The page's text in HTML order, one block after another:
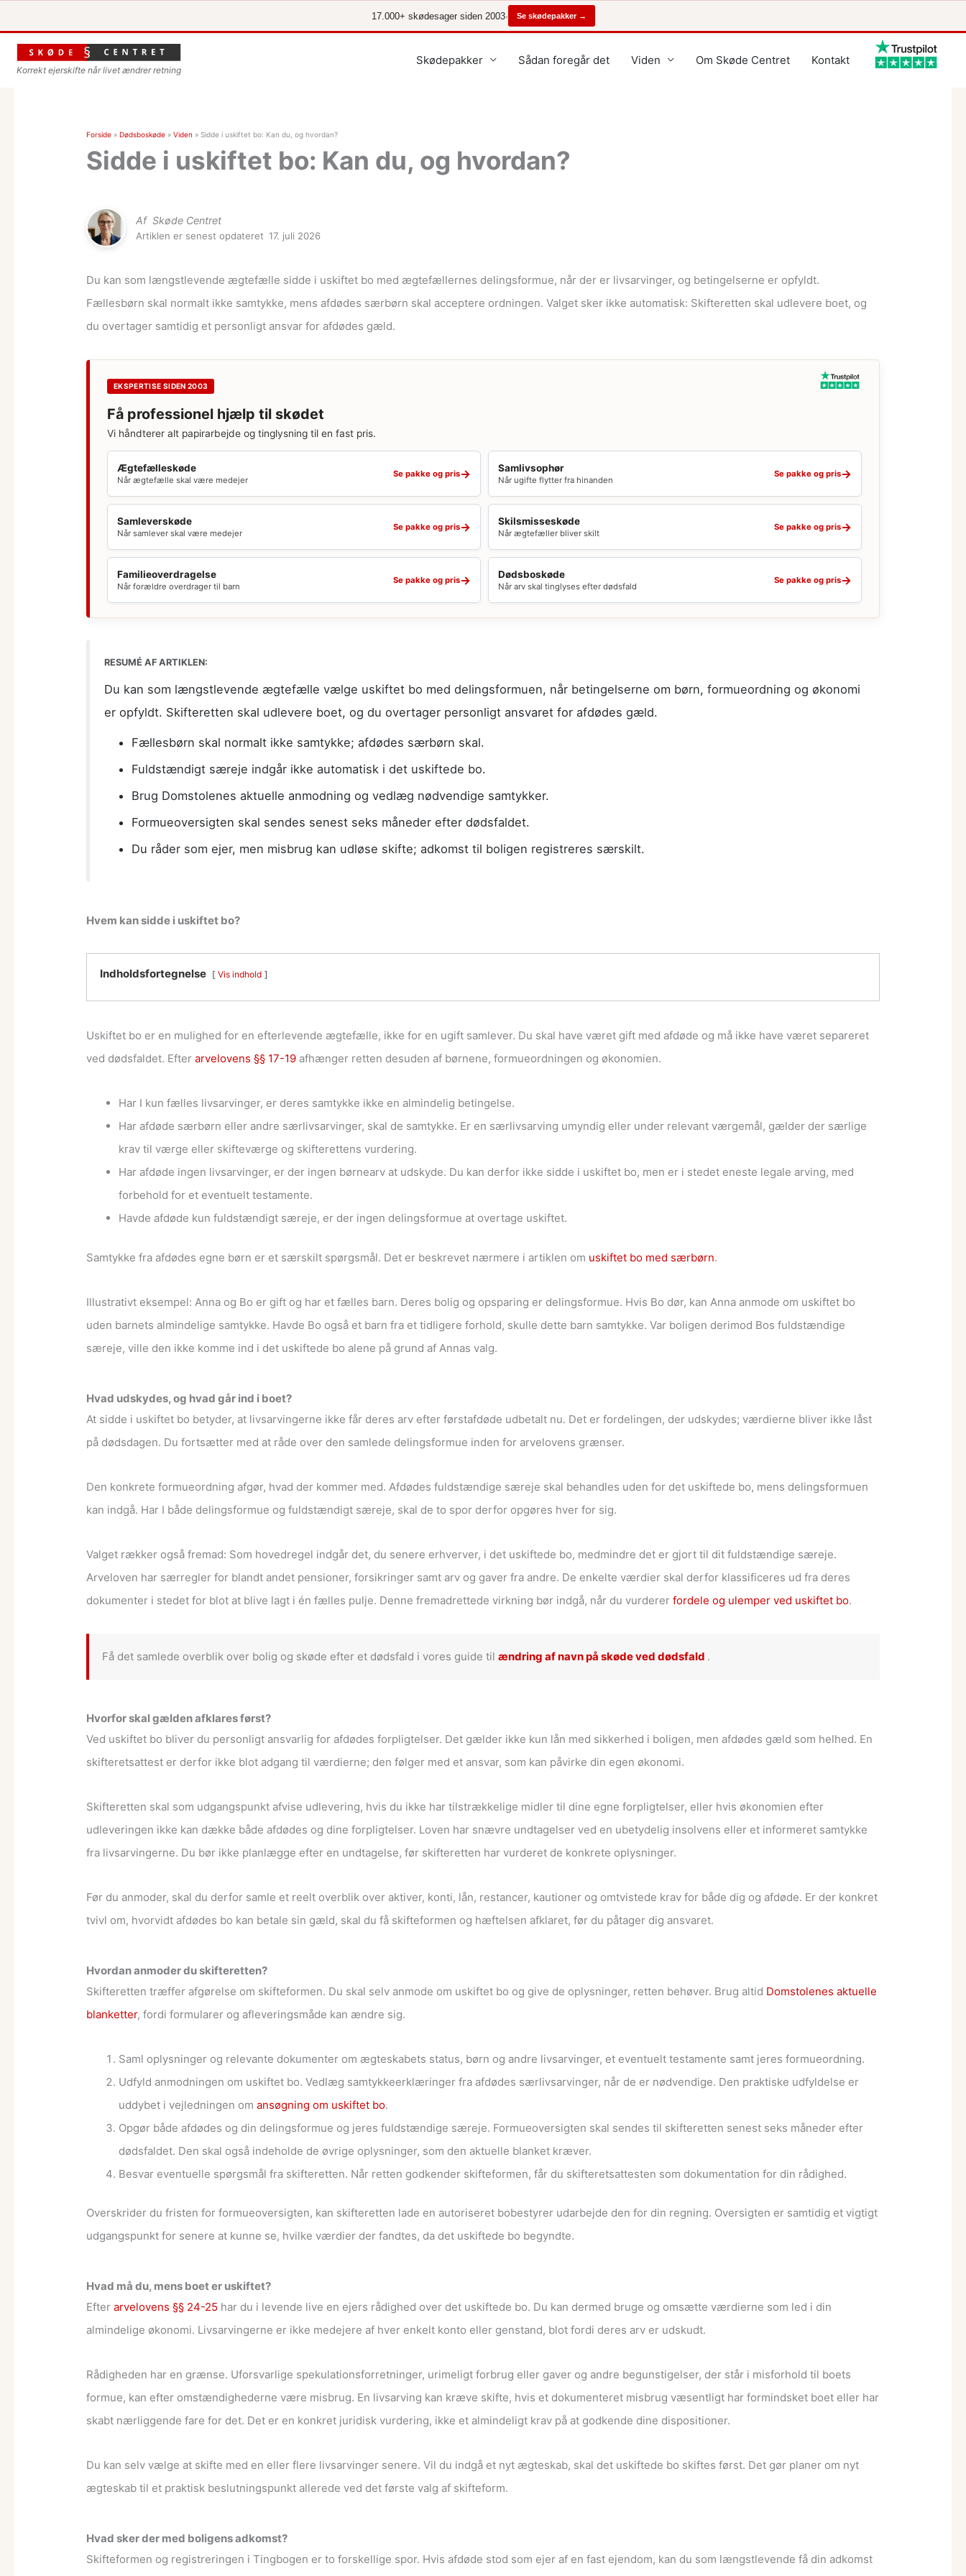
17.000+ skødesager siden 2003· Se skødepakker →
Korrekt ejerskifte når livet ændrer retning
Skødepakker Sådan foregår det Viden Om Skøde Centret Kontakt
Forside »Dødsboskøde »Viden »Sidde i uskiftet bo: Kan du, og hvordan?
Sidde i uskiftet bo: Kan du, og hvordan?
Af Skøde Centret
Artiklen er senest opdateret 17. juli 2026
Du kan som længstlevende ægtefælle sidde i uskiftet bo med ægtefællernes delingsformue, når der er livsarvinger, og betingelserne er opfyldt.
Fællesbørn skal normalt ikke samtykke, mens afdødes særbørn skal acceptere ordningen. Valget sker ikke automatisk: Skifteretten skal udlevere boet, og
du overtager samtidig et personligt ansvar for afdødes gæld.
EKSPERTISE SIDEN 2003
Få professionel hjælp til skødet
Vi håndterer alt papirarbejde og tinglysning til en fast pris.
Ægtefælleskøde
Når ægtefælle skal være medejer
Se pakke og pris→ Samlivsophør
Når ugifte flytter fra hinanden
Se pakke og pris→
Samleverskøde
Når samlever skal være medejer
Se pakke og pris→ Skilsmisseskøde
Når ægtefæller bliver skilt
Se pakke og pris→
Familieoverdragelse
Når forældre overdrager til barn
Se pakke og pris→ Dødsboskøde
Når arv skal tinglyses efter dødsfald
Se pakke og pris→
RESUMÉ AF ARTIKLEN:
Du kan som længstlevende ægtefælle vælge uskiftet bo med delingsformuen, når betingelserne om børn, formueordning og økonomi
er opfyldt. Skifteretten skal udlevere boet, og du overtager personligt ansvaret for afdødes gæld.
Fællesbørn skal normalt ikke samtykke; afdødes særbørn skal.
Fuldstændigt særeje indgår ikke automatisk i det uskiftede bo.
Brug Domstolenes aktuelle anmodning og vedlæg nødvendige samtykker.
Formueoversigten skal sendes senest seks måneder efter dødsfaldet.
Du råder som ejer, men misbrug kan udløse skifte; adkomst til boligen registreres særskilt.
Hvem kan sidde i uskiftet bo?
Indholdsfortegnelse Vis indhold
Uskiftet bo er en mulighed for en efterlevende ægtefælle, ikke for en ugift samlever. Du skal have været gift med afdøde og må ikke have været separeret
ved dødsfaldet. Efterarvelovens §§ 17-19 afhænger retten desuden af børnene, formueordningen og økonomien.
Har I kun fælles livsarvinger, er deres samtykke ikke en almindelig betingelse.
Har afdøde særbørn eller andre særlivsarvinger, skal de samtykke. Er en særlivsarving umyndig eller under relevant værgemål, gælder der særlige
krav til værge eller skifteværge og skifterettens vurdering.
Har afdøde ingen livsarvinger, er der ingen børnearv at udskyde. Du kan derfor ikke sidde i uskiftet bo, men er i stedet eneste legale arving, med
forbehold for et eventuelt testamente.
Havde afdøde kun fuldstændigt særeje, er der ingen delingsformue at overtage uskiftet.
Samtykke fra afdødes egne børn er et særskilt spørgsmål. Det er beskrevet nærmere i artiklen om uskiftet bo med særbørn.
Illustrativt eksempel: Anna og Bo er gift og har et fælles barn. Deres bolig og opsparing er delingsformue. Hvis Bo dør, kan Anna anmode om uskiftet bo
uden barnets almindelige samtykke. Havde Bo også et barn fra et tidligere forhold, skulle dette barn samtykke. Var boligen derimod Bos fuldstændige
særeje, ville den ikke komme ind i det uskiftede bo alene på grund af Annas valg.
Hvad udskydes, og hvad går ind i boet?
At sidde i uskiftet bo betyder, at livsarvingerne ikke får deres arv efter førstafdøde udbetalt nu. Det er fordelingen, der udskydes; værdierne bliver ikke låst
på dødsdagen. Du fortsætter med at råde over den samlede delingsformue inden for arvelovens grænser.
Den konkrete formueordning afgør, hvad der kommer med. Afdødes fuldstændige særeje skal behandles uden for det uskiftede bo, mens delingsformuen
kan indgå. Har I både delingsformue og fuldstændigt særeje, skal de to spor derfor opgøres hver for sig.
Valget rækker også fremad: Som hovedregel indgår det, du senere erhverver, i det uskiftede bo, medmindre det er gjort til dit fuldstændige særeje.
Arveloven har særregler for blandt andet pensioner, forsikringer samt arv og gaver fra andre. De enkelte værdier skal derfor klassificeres ud fra deres
dokumenter i stedet for blot at blive lagt i én fælles pulje. Denne fremadrettede virkning bør indgå, når du vurdererfordele og ulemper ved uskiftet bo.
Få det samlede overblik over bolig og skøde efter et dødsfald i vores guide tilændring af navn på skøde ved dødsfald .
Hvorfor skal gælden afklares først?
Ved uskiftet bo bliver du personligt ansvarlig for afdødes forpligtelser. Det gælder ikke kun lån med sikkerhed i boligen, men afdødes gæld som helhed. En
skifteretsattest er derfor ikke blot adgang til værdierne; den følger med et ansvar, som kan påvirke din egen økonomi.
Skifteretten skal som udgangspunkt afvise udlevering, hvis du ikke har tilstrækkelige midler til dine egne forpligtelser, eller hvis økonomien efter
udleveringen ikke kan dække både afdødes og dine forpligtelser. Loven har snævre undtagelser ved en ubetydelig insolvens eller et informeret samtykke
fra livsarvingerne. Du bør ikke planlægge efter en undtagelse, før skifteretten har vurderet de konkrete oplysninger.
Før du anmoder, skal du derfor samle et reelt overblik over aktiver, konti, lån, restancer, kautioner og omtvistede krav for både dig og afdøde. Er der konkret
tvivl om, hvorvidt afdødes bo kan betale sin gæld, skal du få skifteformen og hæftelsen afklaret, før du påtager dig ansvaret.
Hvordan anmoder du skifteretten?
Skifteretten træffer afgørelse om skifteformen. Du skal selv anmode om uskiftet bo og give de oplysninger, retten behøver. Brug altid Domstolenes aktuelle
blanketter, fordi formularer og afleveringsmåde kan ændre sig.
Saml oplysninger og relevante dokumenter om ægteskabets status, børn og andre livsarvinger, et eventuelt testamente samt jeres formueordning.
Udfyld anmodningen om uskiftet bo. Vedlæg samtykkeerklæringer fra afdødes særlivsarvinger, når de er nødvendige. Den praktiske udfyldelse er
uddybet i vejledningen omansøgning om uskiftet bo.
Opgør både afdødes og din delingsformue og jeres fuldstændige særeje. Formueoversigten skal sendes til skifteretten senest seks måneder efter
dødsfaldet. Den skal også indeholde de øvrige oplysninger, som den aktuelle blanket kræver.
Besvar eventuelle spørgsmål fra skifteretten. Når retten godkender skifteformen, får du skifteretsattesten som dokumentation for din rådighed.
Overskrider du fristen for formueoversigten, kan skifteretten lade en autoriseret bobestyrer udarbejde den for din regning. Oversigten er samtidig et vigtigt
udgangspunkt for senere at kunne se, hvilke værdier der fandtes, da det uskiftede bo begyndte.
Hvad må du, mens boet er uskiftet?
Efterarvelovens §§ 24-25 har du i levende live en ejers rådighed over det uskiftede bo. Du kan dermed bruge og omsætte værdierne som led i din
almindelige økonomi. Livsarvingerne er ikke medejere af hver enkelt konto eller genstand, blot fordi deres arv er udskudt.
Rådigheden har en grænse. Uforsvarlige spekulationsforretninger, urimeligt forbrug eller gaver og andre begunstigelser, der står i misforhold til boets
formue, kan efter omstændighederne være misbrug. En livsarving kan kræve skifte, hvis et dokumenteret misbrug væsentligt har formindsket boet eller har
skabt nærliggende fare for det. Det er en konkret juridisk vurdering, ikke et almindeligt krav på at godkende dine dispositioner.
Du kan selv vælge at skifte med en eller flere livsarvinger senere. Vil du indgå et nyt ægteskab, skal det uskiftede bo skiftes først. Det gør planer om nyt
ægteskab til et praktisk beslutningspunkt allerede ved det første valg af skifteform.
Hvad sker der med boligens adkomst?
Skifteformen og registreringen i Tingbogen er to forskellige spor. Hvis afdøde stod som ejer af en fast ejendom, kan du som længstlevende få din adkomst